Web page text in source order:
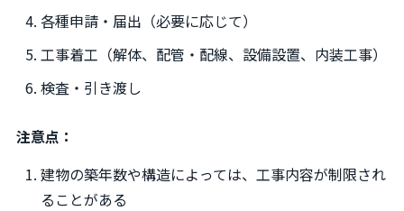
各種申請・届出（必要に応じて）
工事着工（解体、配管・配線、設備設置、内装工事）
検査・引き渡し
注意点：
建物の築年数や構造によっては、工事内容が制限され
ることがある